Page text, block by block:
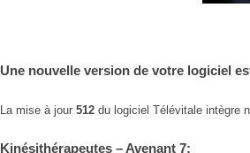
Une nouvelle version de votre logiciel
La mise à jour 512 du logiciel Télévitale intègre
Kinésithérapeutes – Avenant 7: